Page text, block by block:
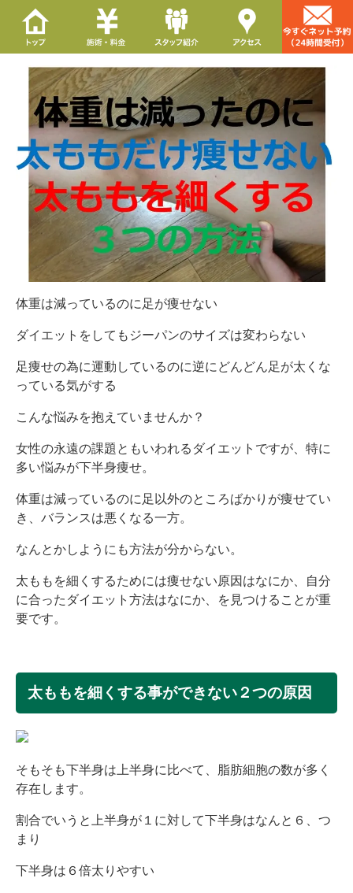
体重は減っているのに足が痩せない
ダイエットをしてもジーパンのサイズは変わらない
足痩せの為に運動しているのに逆にどんどん足が太くな
っている気がする
こんな悩みを抱えていませんか？
女性の永遠の課題ともいわれるダイエットですが、特に
多い悩みが下半身痩せ。
体重は減っているのに足以外のところばかりが痩せてい
き、バランスは悪くなる一方。
なんとかしようにも方法が分からない。
太ももを細くするためには痩せない原因はなにか、自分
に合ったダイエット方法はなにか、を見つけることが重
要です。
太ももを細くする事ができない２つの原因
そもそも下半身は上半身に比べて、脂肪細胞の数が多く
存在します。
割合でいうと上半身が１に対して下半身はなんと６、つ
まり
下半身は６倍太りやすい